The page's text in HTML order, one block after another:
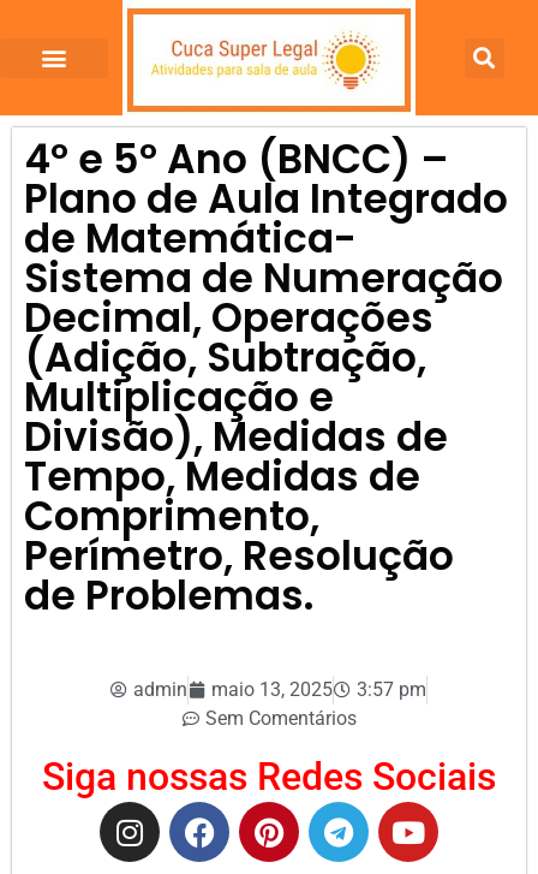
4º e 5º Ano (BNCC) –
Plano de Aula Integrado
de Matemática-
Sistema de Numeração
Decimal, Operações
(Adição, Subtração,
Multiplicação e
Divisão), Medidas de
Tempo, Medidas de
Comprimento,
Perímetro, Resolução
de Problemas.
admin maio 13, 2025
3:57 pm
Sem Comentários
Siga nossas Redes Sociais